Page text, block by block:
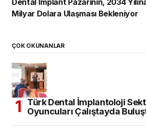
Milyar Dolara Ulaşması Bekleniyor
ÇOK OKUNANLAR
Türk Dental İmplantoloji
Oyuncuları Çalıştayda